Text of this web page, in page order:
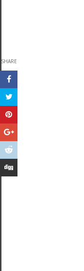
SHARE